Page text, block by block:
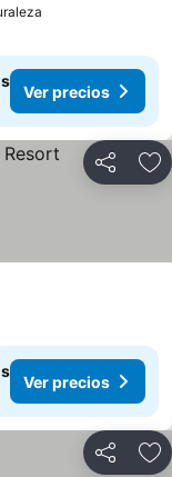
Ver precios
Compartir
Ver precios
Compartir